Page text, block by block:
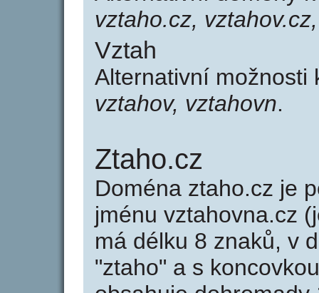
vztaho.cz,
Vztah
Alternativní
vztahov, vztahovn.
Ztaho.cz
Doména ztaho.cz je
jménu vztahovna.cz
má délku 8 znaků, v
"ztaho" a s